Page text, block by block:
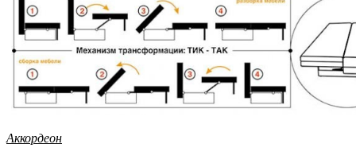
Аккордеон